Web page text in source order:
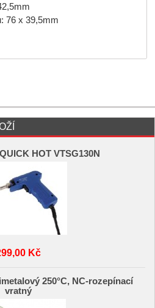
76 x 39,5mm
HOT VTSG130N
Kč
250°C, NC-rozepínací
vratný